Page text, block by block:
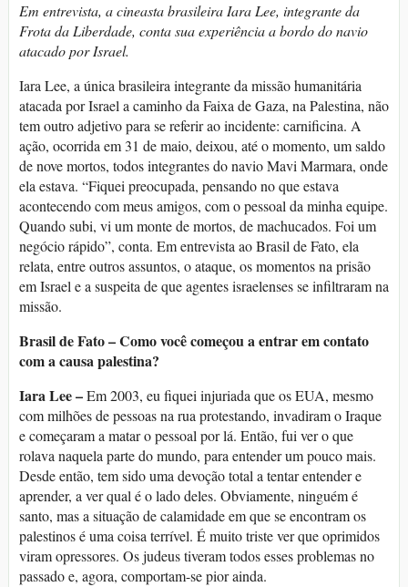
Em entrevista, a cineasta brasileira Iara Lee, integrante da
Frota da Liberdade, conta sua experiência a bordo do navio
atacado por Israel.
Iara Lee, a única brasileira integrante da missão humanitária
atacada por Israel a caminho da Faixa de Gaza, na Palestina, não
tem outro adjetivo para se referir ao incidente: carnificina. A
ação, ocorrida em 31 de maio, deixou, até o momento, um saldo
de nove mortos, todos integrantes do navio Mavi Marmara, onde
ela estava. “Fiquei preocupada, pensando no que estava
acontecendo com meus amigos, com o pessoal da minha equipe.
Quando subi, vi um monte de mortos, de machucados. Foi um
negócio rápido”, conta. Em entrevista ao Brasil de Fato, ela
relata, entre outros assuntos, o ataque, os momentos na prisão
em Israel e a suspeita de que agentes israelenses se infiltraram na
missão.
Brasil de Fato – Como você começou a entrar em contato
com a causa palestina?
Iara Lee –Em 2003, eu fiquei injuriada que os EUA, mesmo
com milhões de pessoas na rua protestando, invadiram o Iraque
e começaram a matar o pessoal por lá. Então, fui ver o que
rolava naquela parte do mundo, para entender um pouco mais.
Desde então, tem sido uma devoção total a tentar entender e
aprender, a ver qual é o lado deles. Obviamente, ninguém é
santo, mas a situação de calamidade em que se encontram os
palestinos é uma coisa terrível. É muito triste ver que oprimidos
viram opressores. Os judeus tiveram todos esses problemas no
passado e, agora, comportam-se pior ainda.